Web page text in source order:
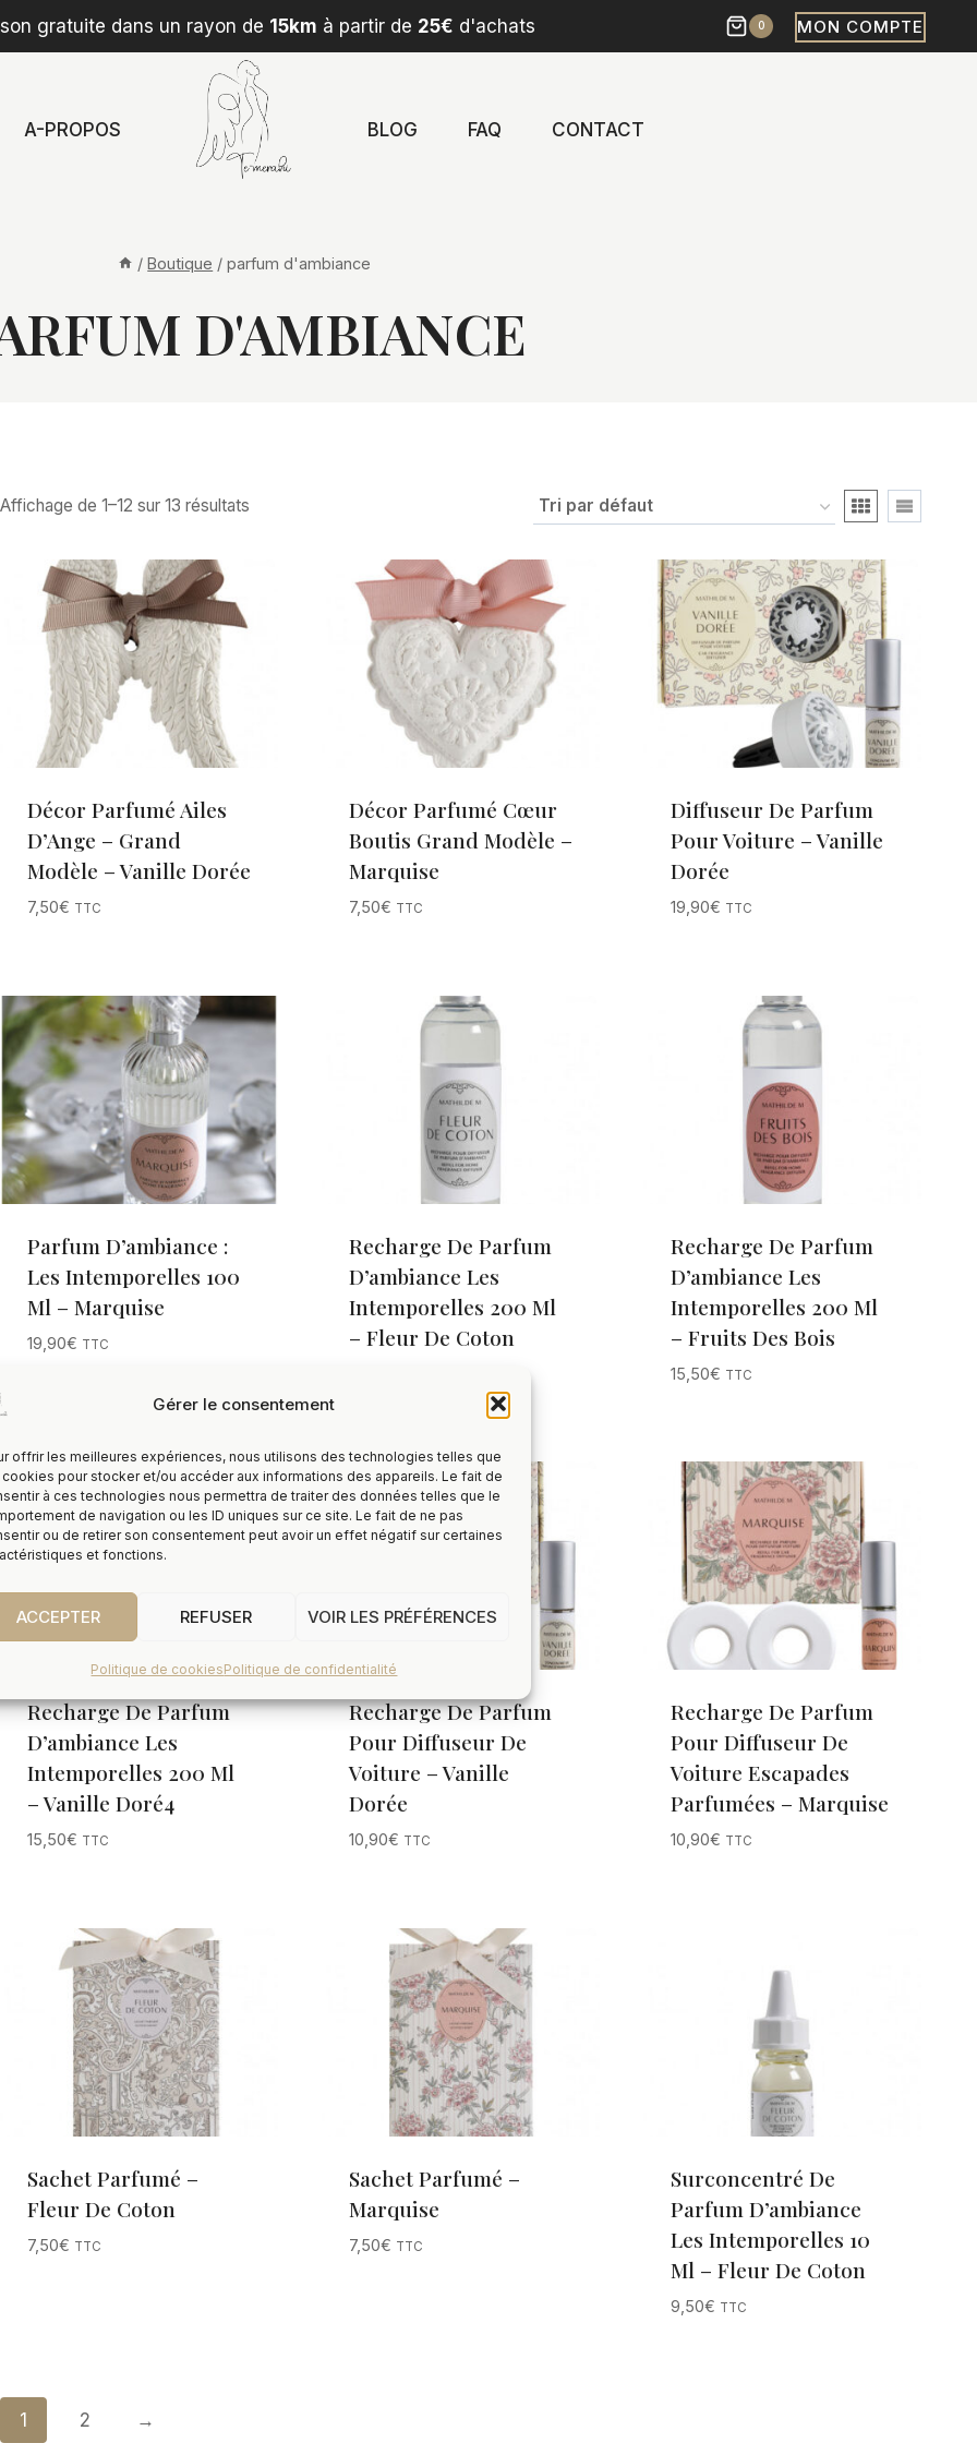
Gérer le consentement
offrir les meilleures expériences, nous utilisons des technologies telles que
pour stocker et/ou accéder aux informations des appareils. Le fait de
à ces technologies nous permettra de traiter des données telles que le
de navigation ou les ID uniques sur ce site. Le fait de ne pas
ou de retirer son consentement peut avoir un effet négatif sur certaines
et fonctions.
ACCEPTER REFUSER VOIR LES PRÉFÉRENCES
Politique de cookiesPolitique de confidentialité
gratuite dans un rayon de 15km à partir de 25€ d'achats 0 MON COMPTE
A-PROPOS BLOG FAQ CONTACT
/ Boutique / parfum d'ambiance
D'AMBIANCE
Affichage de 1–12 sur 13 résultats
Décor Parfumé Ailes
D’Ange – Grand
Modèle – Vanille Dorée
7,50€ TTC
Décor Parfumé Cœur
Boutis Grand Modèle –
Marquise
7,50€ TTC
Diffuseur De Parfum
Pour Voiture – Vanille
Dorée
19,90€ TTC
Parfum D’ambiance :
Les Intemporelles 100
Ml – Marquise
19,90€ TTC
Recharge De Parfum
D’ambiance Les
Intemporelles 200 Ml
– Fleur De Coton
Recharge De Parfum
D’ambiance Les
Intemporelles 200 Ml
– Fruits Des Bois
15,50€ TTC
Recharge De Parfum
D’ambiance Les
Intemporelles 200 Ml
– Vanille Doré4
15,50€ TTC
Recharge De Parfum
Pour Diffuseur De
Voiture – Vanille
Dorée
10,90€ TTC
Recharge De Parfum
Pour Diffuseur De
Voiture Escapades
Parfumées – Marquise
10,90€ TTC
Sachet Parfumé –
Fleur De Coton
7,50€ TTC
Sachet Parfumé –
Marquise
7,50€ TTC
Surconcentré De
Parfum D’ambiance
Les Intemporelles 10
Ml – Fleur De Coton
9,50€ TTC
1 2 →